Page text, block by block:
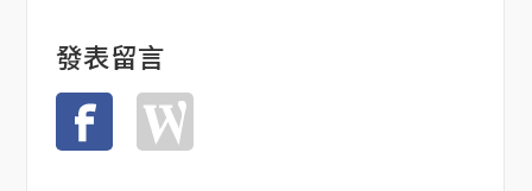
發表留言